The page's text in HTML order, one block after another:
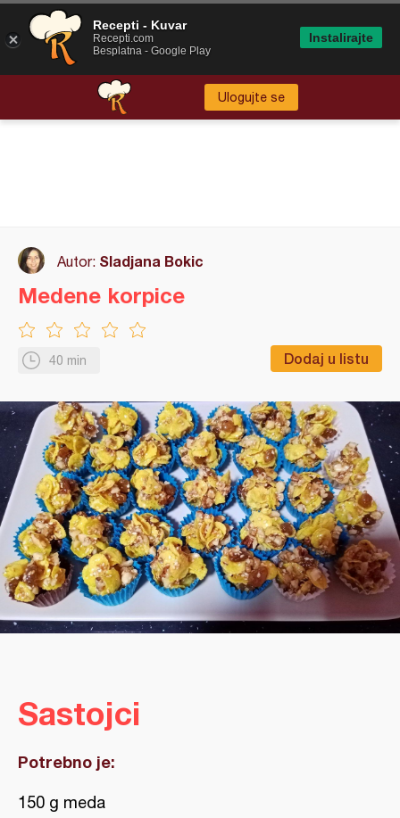
Ulogujte se
Autor: Sladjana Bokic
40 min Dodaj u listu
Medene korpice
Sastojci
Potrebno je:
150 g meda
Recepti - Kuvar
Recepti.com
Besplatna - Google Play
Instalirajte